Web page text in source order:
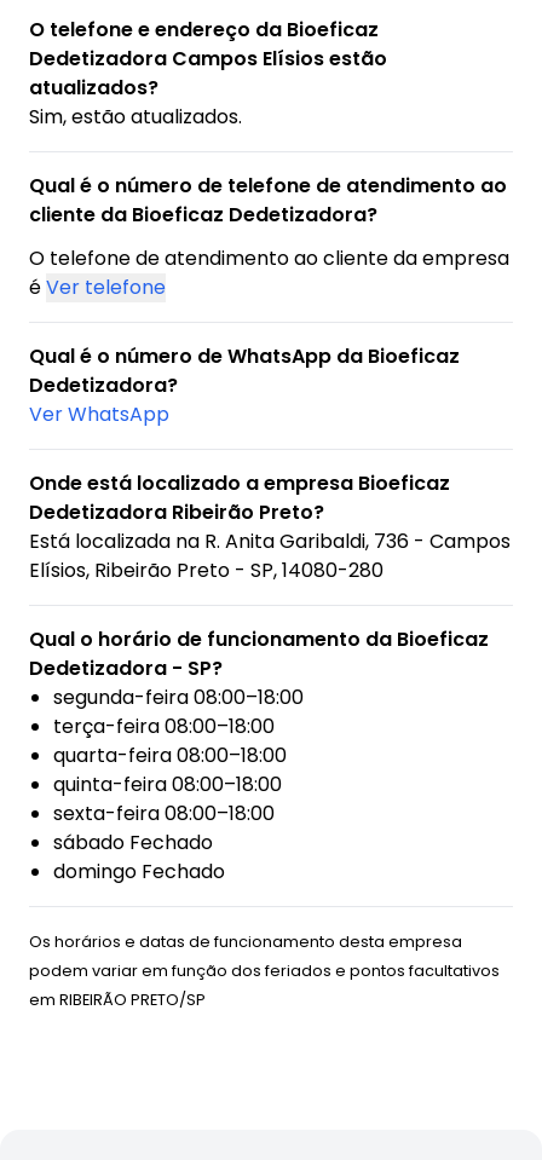
O telefone e endereço da Bioeficaz
Dedetizadora Campos Elísios estão
atualizados?
Sim, estão atualizados.
Qual é o número de telefone de atendimento ao
cliente da Bioeficaz Dedetizadora?
O telefone de atendimento ao cliente da empresa
éVer telefone
Qual é o número de WhatsApp da Bioeficaz
Dedetizadora?
Ver WhatsApp
Onde está localizado a empresa Bioeficaz
Dedetizadora Ribeirão Preto?
Está localizada na R. Anita Garibaldi, 736 - Campos
Elísios, Ribeirão Preto - SP, 14080-280
Qual o horário de funcionamento da Bioeficaz
Dedetizadora - SP?
segunda-feira 08:00–18:00
terça-feira 08:00–18:00
quarta-feira 08:00–18:00
quinta-feira 08:00–18:00
sexta-feira 08:00–18:00
sábado Fechado
domingo Fechado
Os horários e datas de funcionamento desta empresa
podem variar em função dos feriados e pontos facultativos
em RIBEIRÃO PRETO/SP